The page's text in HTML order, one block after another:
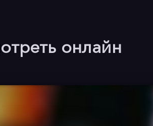
онлайн